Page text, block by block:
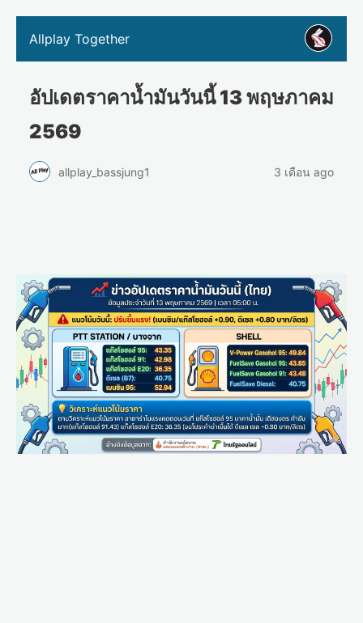
Allplay Together
อัปเดตราคาน้ำมันวันนี้ 13 พฤษภาคม
2569
allplay_bassjung1 3 เดือน ago